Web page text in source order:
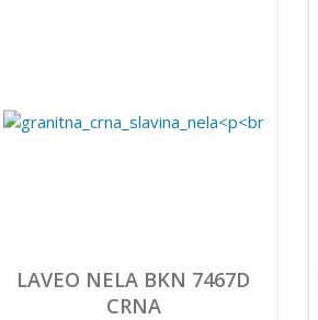
LAVEO NELA BKN 7467D
CRNA